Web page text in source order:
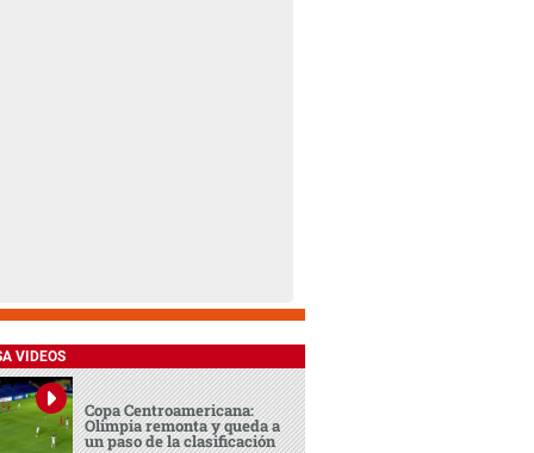
VIDEOS
Copa Centroamericana:
Olimpia remonta y queda a
un paso de la clasificación